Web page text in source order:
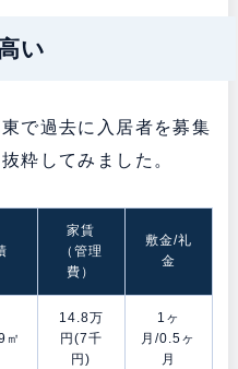
い
で過去に入居者を募集
粋してみました。
家賃
（管理
費）
敷金/礼
金
㎡
14.8万
円(7千
円)
1ヶ
月/0.5ヶ
月